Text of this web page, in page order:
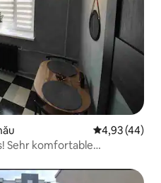
4,93 (44)
Sehr komfortable